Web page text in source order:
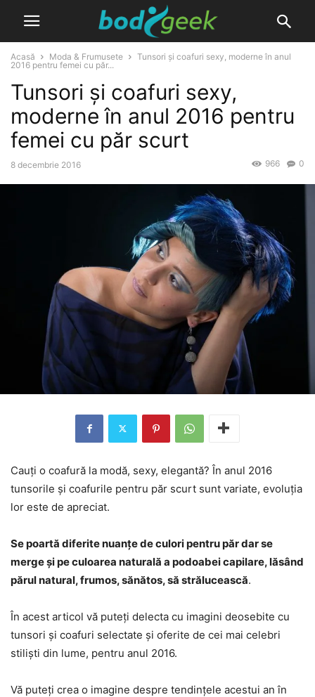
Acasă Moda & Frumusete
Tunsori și coafuri sexy, moderne în anul
2016 pentru femei cu păr...
Tunsori și coafuri sexy,
moderne în anul 2016 pentru
femei cu păr scurt
8 decembrie 2016 0
966
Cauți o coafură la modă, sexy, elegantă? În anul 2016
tunsorile și coafurile pentru păr scurt sunt variate, evoluția
lor este de apreciat.
Se poartă diferite nuanțe de culori pentru păr dar se
merge și pe culoarea naturală a podoabei capilare, lăsând
părul natural, frumos, sănătos, să strălucească.
În acest articol vă puteți delecta cu imagini deosebite cu
tunsori și coafuri selectate și oferite de cei mai celebri
stiliști din lume, pentru anul 2016.
Vă puteți crea o imagine despre tendințele acestui an în